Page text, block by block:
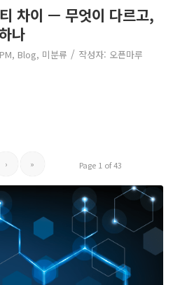
차이 — 무엇이 다르고,
나
, Blog, 미분류 / 작성자: 오픈마루
Page 1 of 43
› »